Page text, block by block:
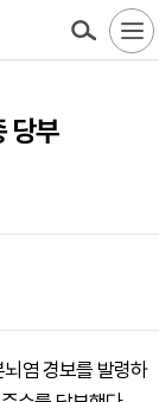
당부
염 경보를 발령하